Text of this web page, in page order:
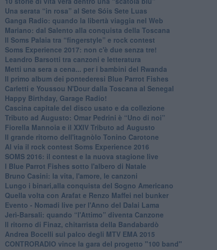
​Una serata “in rosa” al Sete Sóis Sete Luas
Ganga Radio: quando la libertà viaggia nel Web
Mariano: dal Salento alla conquista della Toscana
​Il Soms Palaia tra “fingerstyle” e rock contest
Soms Experience 2017: non c'è due senza tre!
​Leandro Barsotti tra canzoni e letteratura
​Metti una sera a cena... per i bambini del Rwanda
​Il primo album dei pontederesi Blue Parrot Fishes
Carletti e Youssou N'Dour dalla Toscana al Senegal
Happy Birthday, Garage Radio!
​Cascina capitale del disco usato e da collezione
Tributo ad Augusto: Omar Pedrini è “Uno di noi”
​Fiorella Mannoia e il XXIV Tributo ad Augusto
Il grande ritorno dell'itagnòlo Tonino Carotone
​Al via il rock contest Soms Experience 2016
​SOMS 2016: il contest e la nuova stagione live
I Blue Parrot Fishes sotto l'albero di Natale
Bruno Casini: la vita, l'amore, le canzoni
​Lungo i binari,alla conquista del Sogno Americano
​Quella volta con Arafat e Renzo Maffei nel bunker
​Evento - Nomadi live per l'Anno del Dalai Lama
Jerì-Barsali: quando “l'Attimo” diventa Canzone
Il ritorno di Finaz, chitarrista della Bandabardò
Andrea Bocelli sul palco degli MTV EMA 2015
CONTRORADIO vince la gara del progetto "100 band"